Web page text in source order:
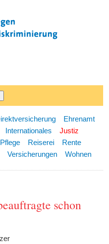
Ehrenamt
Internationales
Justiz
Pflege Reiserei
Rente
Versicherungen Wohnen
schon